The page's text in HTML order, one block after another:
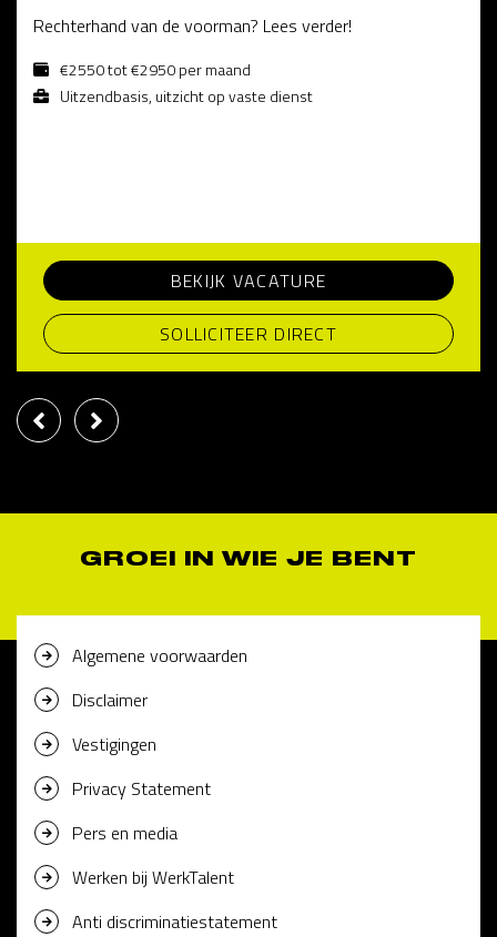
Rechterhand van de voorman? Lees verder!
€2550 tot €2950 per maand
Uitzendbasis, uitzicht op vaste dienst
BEKIJK VACATURE
SOLLICITEER DIRECT
GROEI IN WIE JE BENT
Algemene voorwaarden
Disclaimer
Vestigingen
Privacy Statement
Pers en media
Werken bij WerkTalent
Anti discriminatiestatement